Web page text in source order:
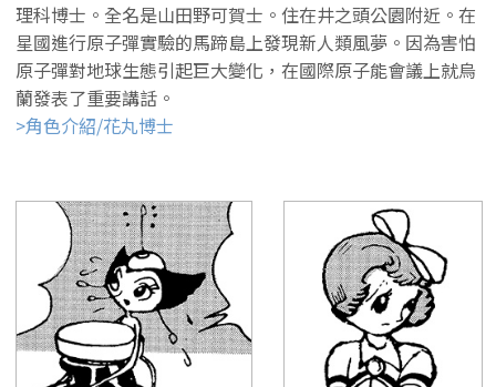
理科博士。全名是山田野可賀士。住在井之頭公園附近。在
星國進行原子彈實驗的馬蹄島上發現新人類風夢。因為害怕
原子彈對地球生態引起巨大變化，在國際原子能會議上就烏
蘭發表了重要講話。
>角色介紹/花丸博士